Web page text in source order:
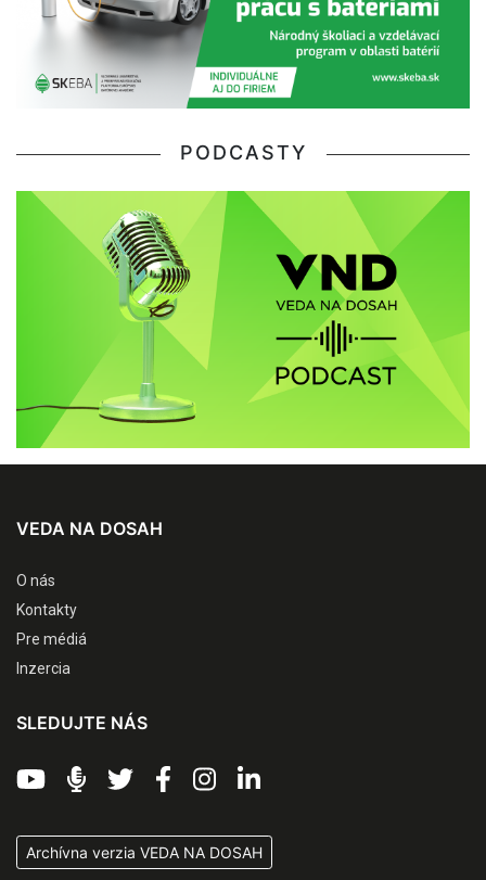
PODCASTY
VEDA NA DOSAH
O nás
Kontakty
Pre médiá
Inzercia
SLEDUJTE NÁS
Archívna verzia VEDA NA DOSAH